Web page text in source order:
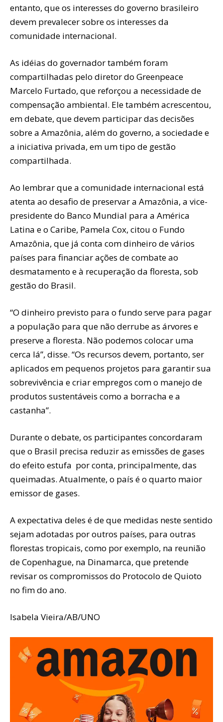
entanto, que os interesses do governo brasileiro
devem prevalecer sobre os interesses da
comunidade internacional.
As idéias do governador também foram
compartilhadas pelo diretor do Greenpeace
Marcelo Furtado, que reforçou a necessidade de
compensação ambiental. Ele também acrescentou,
em debate, que devem participar das decisões
sobre a Amazônia, além do governo, a sociedade e
a iniciativa privada, em um tipo de gestão
compartilhada.
Ao lembrar que a comunidade internacional está
atenta ao desafio de preservar a Amazônia, a vice-
presidente do Banco Mundial para a América
Latina e o Caribe, Pamela Cox, citou o Fundo
Amazônia, que já conta com dinheiro de vários
países para financiar ações de combate ao
desmatamento e à recuperação da floresta, sob
gestão do Brasil.
“O dinheiro previsto para o fundo serve para pagar
a população para que não derrube as árvores e
preserve a floresta. Não podemos colocar uma
cerca lá”, disse. “Os recursos devem, portanto, ser
aplicados em pequenos projetos para garantir sua
sobrevivência e criar empregos com o manejo de
produtos sustentáveis como a borracha e a
castanha”.
Durante o debate, os participantes concordaram
que o Brasil precisa reduzir as emissões de gases
do efeito estufa por conta, principalmente, das
queimadas. Atualmente, o país é o quarto maior
emissor de gases.
A expectativa deles é de que medidas neste sentido
sejam adotadas por outros países, para outras
florestas tropicais, como por exemplo, na reunião
de Copenhague, na Dinamarca, que pretende
revisar os compromissos do Protocolo de Quioto
no fim do ano.
Isabela Vieira/AB/UNO